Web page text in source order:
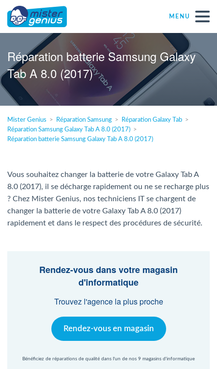
MENU
Réparations – Dépannages
Magasins informatiques toutes marques
Particulier
Indépendant
ASBL
Agent Windows
Nl
Réparation batterie Samsung Galaxy
Tab A 8.0 (2017)
Mister Genius Réparation Samsung
Réparation Galaxy Tab
Réparation Samsung Galaxy Tab A 8.0 (2017)
Réparation batterie Samsung Galaxy Tab A 8.0 (2017)
Vous souhaitez changer la batterie de votre Galaxy Tab A
8.0 (2017), il se décharge rapidement ou ne se recharge plus
? Chez Mister Genius, nos techniciens IT se chargent de
changer la batterie de votre Galaxy Tab A 8.0 (2017)
rapidement et dans le respect des procédures de sécurité.
Rendez-vous dans votre magasin
d'informatique
Trouvez l'agence la plus proche
Rendez-vous en magasin
Bénéficiez de réparations de qualité dans l'un de nos 9 magasins d'informatique